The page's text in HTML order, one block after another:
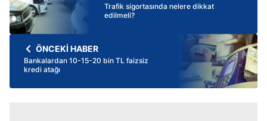
Trafik sigortasında nelere dikkat
edilmeli?
ÖNCEKİ HABER
Bankalardan 10-15-20 bin TL faizsiz
kredi atağı